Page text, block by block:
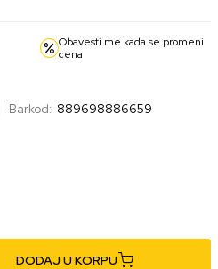
Obavesti me kada se promeni
cena
Barkod: 889698886659
DODAJ U KORPU